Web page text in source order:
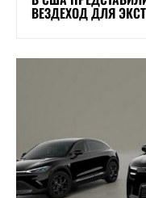
ВЕЗДЕХОД ДЛЯ